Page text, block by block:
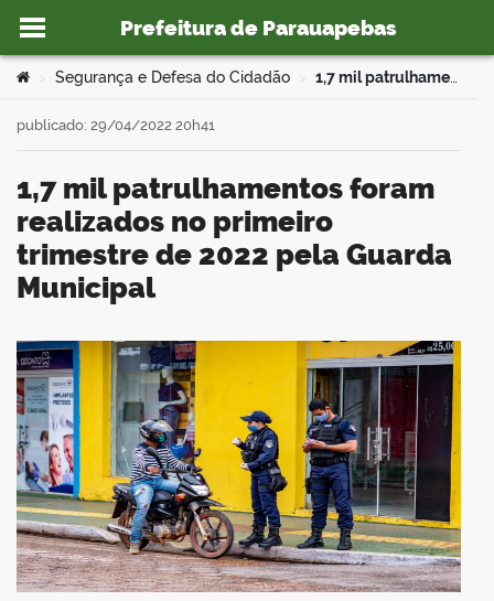
Ir para o conteúdo
Prefeitura de Parauapebas
portal
Você está aqui:
Segurança e Defesa do Cidadão 1,7 mil patrulhamentos foram realizados no primeiro trimestre de 2022 pela Guarda Municipal
1,7 mil patrulhamentos foram
realizados no primeiro
trimestre de 2022 pela Guarda
Municipal
publicado: 29/04/2022 20h41